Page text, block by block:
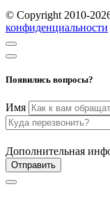
© Copyright 2010-
конфиденциальности
Появились вопросы?
Имя
Дополнительная
Отправить